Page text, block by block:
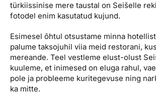
türkiissinise mere taustal on Seišelle
fotodel enim kasutatud kujund.
Esimesel õhtul otsustame minna
palume taksojuhil viia meid restorani,
mereande. Teel vestleme elust-olust
kuuleme, et inimesed on eluga rahul,
pole ja probleeme kuritegevuse ning
ka mitte.